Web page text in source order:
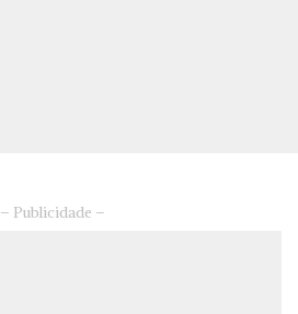
– Publicidade –